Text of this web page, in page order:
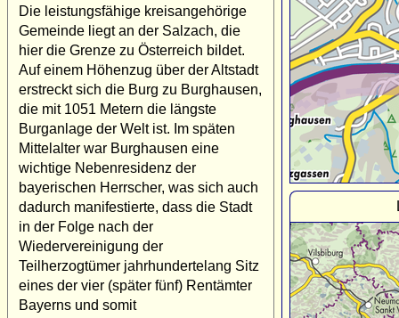
Die leistungsfähige kreisangehörige
Gemeinde liegt an der Salzach, die
hier die Grenze zu Österreich bildet.
Auf einem Höhenzug über der Altstadt
erstreckt sich die Burg zu Burghausen,
die mit 1051 Metern die längste
Burganlage der Welt ist. Im späten
Mittelalter war Burghausen eine
wichtige Nebenresidenz der
bayerischen Herrscher, was sich auch
dadurch manifestierte, dass die Stadt
in der Folge nach der
Wiedervereinigung der
Teilherzogtümer jahrhundertelang Sitz
eines der vier (später fünf) Rentämter
Bayerns und somit